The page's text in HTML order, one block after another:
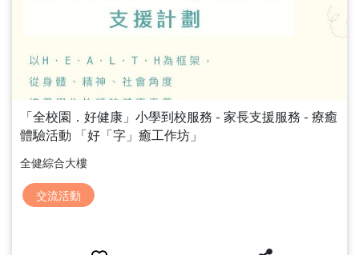
「全校園．好健康」小學到校服務 - 家長支援服務 - 療癒
體驗活動 「好「字」癒工作坊」
全健綜合大樓
交流活動